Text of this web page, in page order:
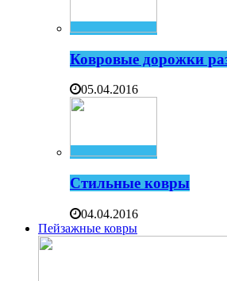
Ковровые дорожки
05.04.2016
Стильные ковры
04.04.2016
Пейзажные ковры